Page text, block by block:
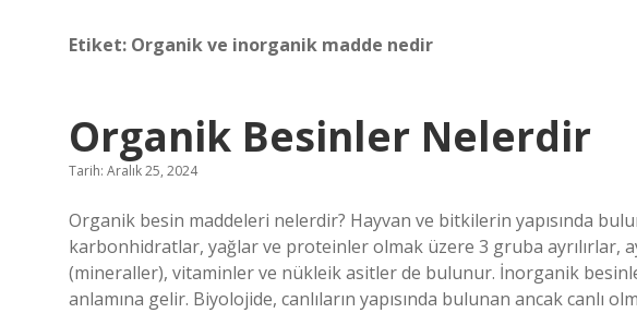
Etiket: Organik ve inorganik madde nedir
Organik Besinler Nelerdir
Tarih: Aralık 25, 2024
Organik besin maddeleri nelerdir? Hayvan ve bitkilerin yapısında
karbonhidratlar, yağlar ve proteinler olmak üzere 3 gruba ayrılırlar,
(mineraller), vitaminler ve nükleik asitler de bulunur. İnorganik
anlamına gelir. Biyolojide, canlıların yapısında bulunan ancak canlı